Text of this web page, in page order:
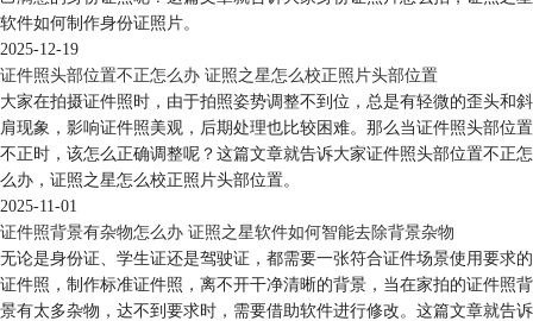
软件如何制作身份证照片。
2025-12-19
证件照头部位置不正怎么办 证照之星怎么校正照片头部位置
大家在拍摄证件照时，由于拍照姿势调整不到位，总是有轻微的歪头和斜
肩现象，影响证件照美观，后期处理也比较困难。那么当证件照头部位置
不正时，该怎么正确调整呢？这篇文章就告诉大家证件照头部位置不正怎
么办，证照之星怎么校正照片头部位置。
2025-11-01
证件照背景有杂物怎么办 证照之星软件如何智能去除背景杂物
无论是身份证、学生证还是驾驶证，都需要一张符合证件场景使用要求的
证件照，制作标准证件照，离不开干净清晰的背景，当在家拍的证件照背
景有太多杂物，达不到要求时，需要借助软件进行修改。这篇文章就告诉